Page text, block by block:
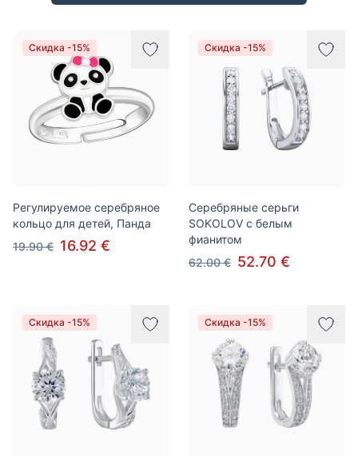
Скидка -15%
Регулируемое серебряное
кольцо для детей, Панда
19.90 € 16.92 €
Скидка -15%
Серебряные серьги
SOKOLOV с белым
фианитом
62.00 € 52.70 €
Скидка -15% Скидка -15%